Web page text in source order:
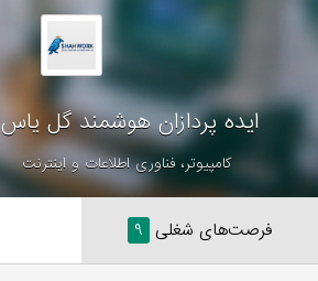
ایده پردازان هوشمند گل یاس
کامپیوتر، فناوری اطلاعات و اینترنت
فرصت‌های شغلی ۹